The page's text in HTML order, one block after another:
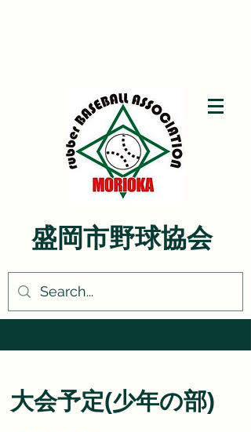
盛岡市野球協会
大会予定(少年の部)